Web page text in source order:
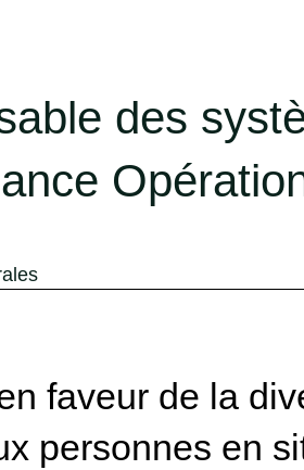
des
faveur de la
personnes en